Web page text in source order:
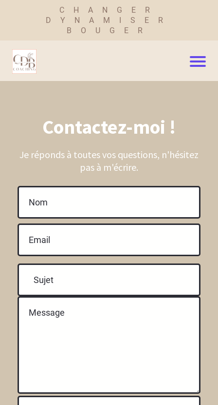
CHANGER
DYNAMISER
BOUGER
Contactez-moi !
Je réponds à toutes vos questions, n'hésitez
pas à m'écrire.